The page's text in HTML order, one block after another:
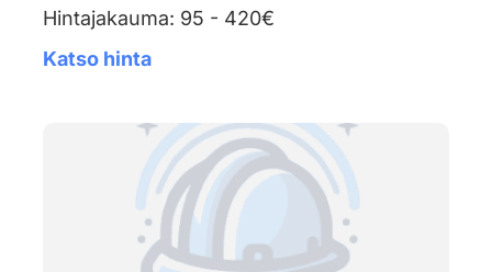
Hintajakauma: 95 - 420€
Katso hinta